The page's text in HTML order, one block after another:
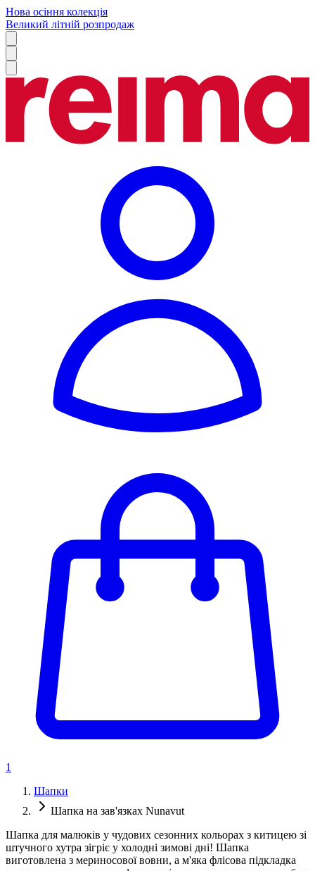
Нова осіння колекція
Великий літній розпродаж
1
Шапки
Шапка на зав'язках Nunavut
Шапка для малюків у чудових сезонних кольорах з китицею зі
штучного хутра зігріє у холодні зимові дні! Шапка
виготовлена з мериносової вовни, а м'яка флісова підкладка